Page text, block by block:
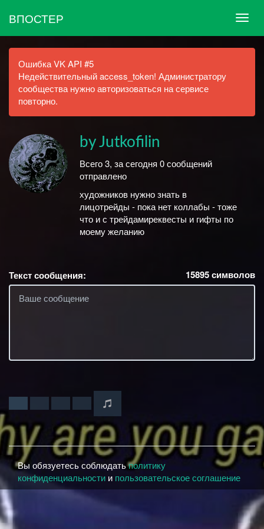
ВПОСТЕР
Ошибка VK API #5
Недействительный access_token! Администратору
сообщества нужно авторизоваться на сервисе
повторно.
by Jutkofilin
Всего 3, за сегодня 0 сообщений
отправлено
художников нужно знать в
лицотрейды - пока нет коллабы - тоже
что и с трейдамиреквесты и гифты по
моему желанию
Текст сообщения: 15895символов
Вы обязуетесь соблюдатьполитику
конфиденциальности и пользовательское соглашение